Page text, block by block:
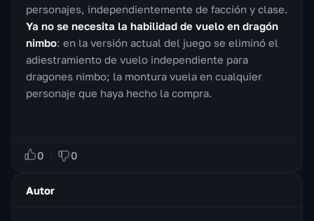
personajes, independientemente de facción y clase.
Ya no se necesita la habilidad de vuelo en dragón
nimbo: en la versión actual del juego se eliminó el
adiestramiento de vuelo independiente para
dragones nimbo; la montura vuela en cualquier
personaje que haya hecho la compra.
0 0
Autor